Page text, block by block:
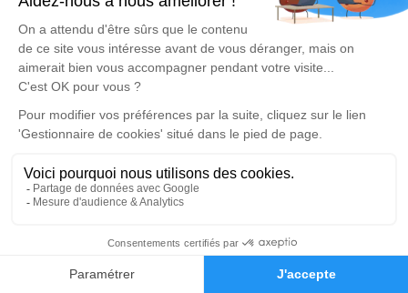
Faire-part Hommages
d'expression dédié à honorer la mémoire de Georges
BICHON.
Un service de plantation d’arbre hommage est
disponible ici
Cérémonie religieuse
Église Saint Paul de Rezé
place Salengro